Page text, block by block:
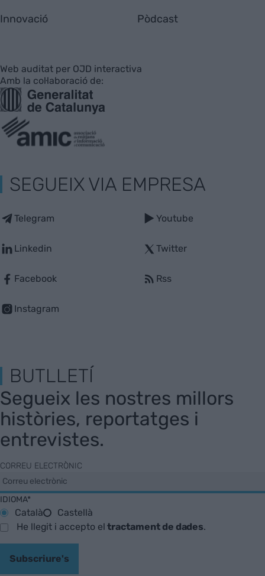
Innovació Pòdcast
Web auditat per OJD interactiva
Amb la col·laboració de:
SEGUEIX VIA EMPRESA
Telegram
Linkedin
Facebook
Instagram
Youtube
Twitter
Rss
BUTLLETÍ
Segueix les nostres millors
històries, reportatges i
entrevistes.
CORREU ELECTRÒNIC
IDIOMA*
Català
Castellà
He llegit i accepto eltractament de dades.
Subscriure's